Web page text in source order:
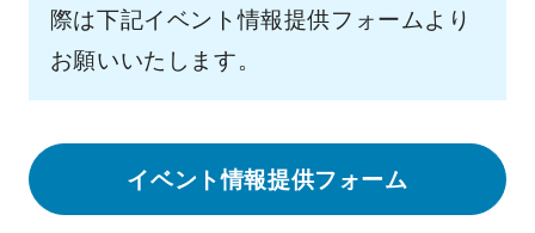
際は下記イベント情報提供フォームより
お願いいたします。
イベント情報提供フォーム